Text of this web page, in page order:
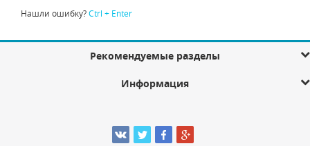
Нашли ошибку?Ctrl + Enter
Рекомендуемые разделы
Информация